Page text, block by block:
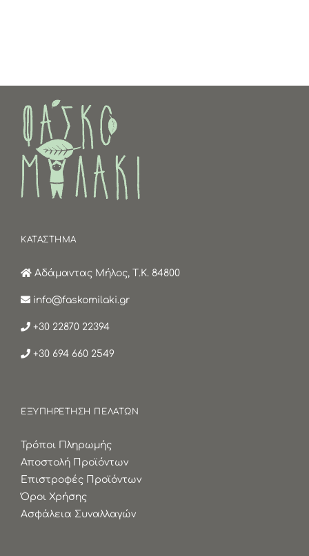
ΚΑΤΑΣΤΗΜΑ
Αδάμαντας Μήλος, Τ.Κ. 84800
info@faskomilaki.gr
+30 22870 22394
+30 694 660 2549
ΕΞΥΠΗΡΕΤΗΣΗ ΠΕΛΑΤΩΝ
Τρόποι Πληρωμής
Αποστολή Προϊόντων
Επιστροφές Προϊόντων
Όροι Χρήσης
Ασφάλεια Συναλλαγών